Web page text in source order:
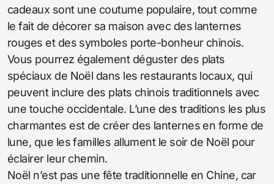
cadeaux sont une coutume populaire, tout comme
le fait de décorer sa maison avec des lanternes
rouges et des symboles porte-bonheur chinois.
Vous pourrez également déguster des plats
spéciaux de Noël dans les restaurants locaux, qui
peuvent inclure des plats chinois traditionnels avec
une touche occidentale. L’une des traditions les plus
charmantes est de créer des lanternes en forme de
lune, que les familles allument le soir de Noël pour
éclairer leur chemin.
Noël n’est pas une fête traditionnelle en Chine, car